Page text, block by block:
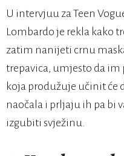
U intervjuu za Teen
Lombardo je rekla kako
zatim nanijeti crnu
trepavica, umjesto da
koja produžuje učinit će
naočala i prljaju ih pa bi
izgubiti svježinu.